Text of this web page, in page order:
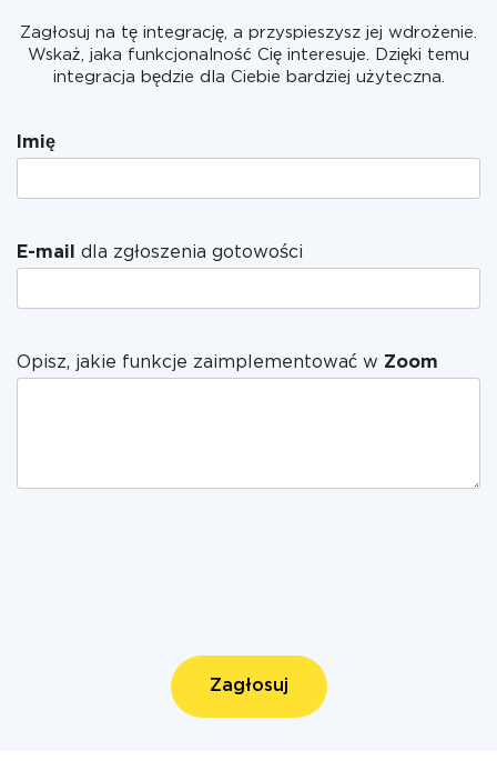
Zagłosuj na tę integrację, a przyspieszysz jej wdrożenie.
Wskaż, jaka funkcjonalność Cię interesuje. Dzięki temu
integracja będzie dla Ciebie bardziej użyteczna.
Imię
E-mail dla zgłoszenia gotowości
Opisz, jakie funkcje zaimplementować w Zoom
Zagłosuj